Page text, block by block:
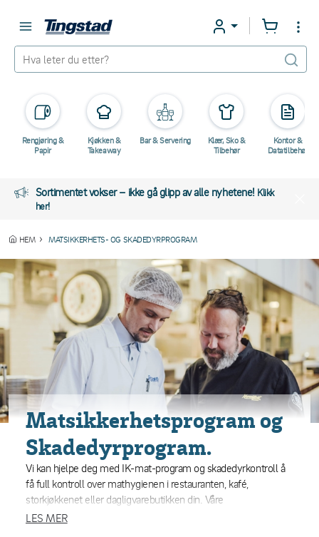
Rengjøring &
Papir
Kjøkken &
Takeaway
Bar & Servering
Klær, Sko &
Tilbehør
Kontor &
Datatilbehør
Sortimentet vokser – ikke gå glipp av alle nyhetene! Klikk
her!
HEM MATSIKKERHETS- OG SKADEDYRPROGRAM
Matsikkerhetsprogram og
Skadedyrprogram.
Vi kan hjelpe deg med IK-mat-program og skadedyrkontroll å
få full kontroll over mathygienen i restauranten, kafé,
storkjøkkenet eller dagligvarebutikken din. Våre
næringsmiddelkonsulenter og skadedyrbekjempere utfører
LES MER